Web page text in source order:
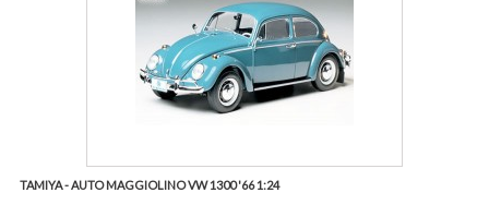
TAMIYA - AUTO MAGGIOLINO VW 1300 '66 1:24